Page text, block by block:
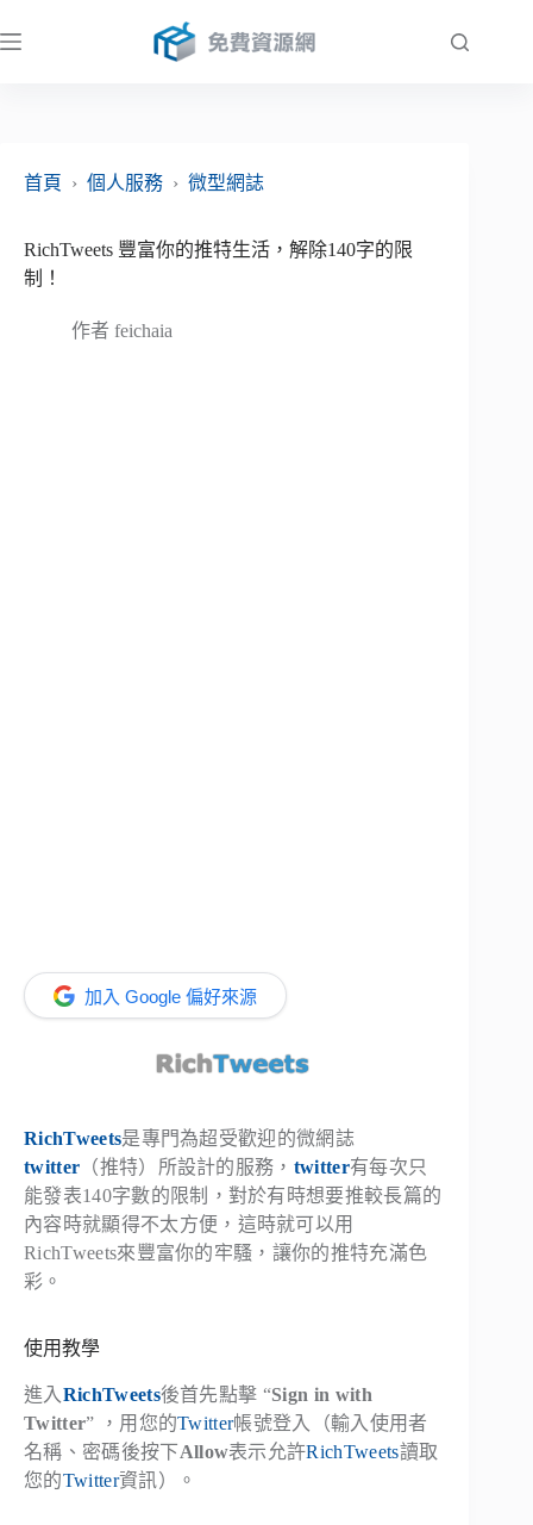
至
首頁
› 個人服務 › 微型網誌
RichTweets 豐富你的推特生活，解除140字的限
制！
作者 feichaia
加入 Google 偏好來源
RichTweets是專門為超受歡迎的微網誌
twitter （推特）所設計的服務， twitter有每次只
能發表140字數的限制，對於有時想要推較長篇的
內容時就顯得不太方便，這時就可以用
RichTweets來豐富你的牢騷，讓你的推特充滿色
彩。
使用教學
進入 RichTweets後首先點擊 “Sign in with
Twitter” ，用您的Twitter帳號登入（輸入使用者
名稱、密碼後按下Allow表示允許RichTweets讀取
您的Twitter資訊）。